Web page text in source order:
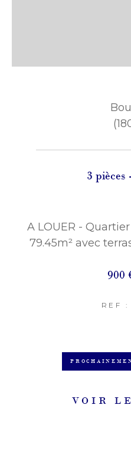
3 pièces
A LOUER -
79.45m² avec
900
REF :
VOIR